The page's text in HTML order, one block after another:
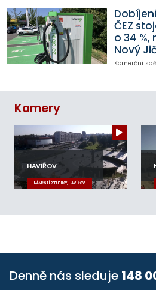
ČEZ
o 34
Nový
Komerční
Kamery
HAVÍŘOV
NÁMĚSTÍ REPUBLIKY, HAVÍŘOV
Denně nás sleduje 148